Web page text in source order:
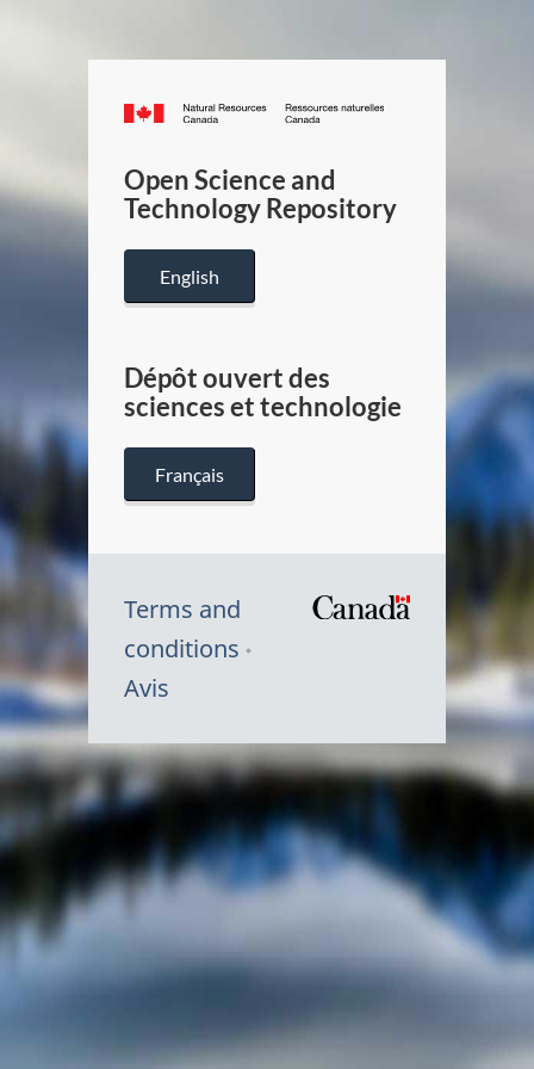
Canada.ca
/
Canada
Open Science and
Technology Repository
English
Dépôt ouvert des
sciences et technologie
Français
Terms and
conditions
Avis
Symbole
du
Canada